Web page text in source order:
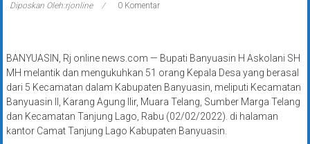
Diposkan Oleh:rjonline 0 Komentar
BANYUASIN, Rj online news.com — Bupati Banyuasin H Askolani SH
MH melantik dan mengukuhkan 51 orang Kepala Desa yang berasal
dari 5 Kecamatan dalam Kabupaten Banyuasin, meliputi Kecamatan
Banyuasin II, Karang Agung Ilir, Muara Telang, Sumber Marga Telang
dan Kecamatan Tanjung Lago, Rabu (02/02/2022). di halaman
kantor Camat Tanjung Lago Kabupaten Banyuasin.